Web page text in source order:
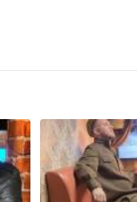
Средиземье и
или сьемок